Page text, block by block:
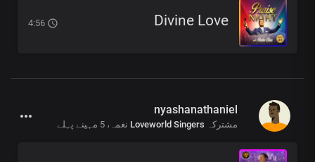
Divine Love
nyashanathaniel
مشترکہ Loveworld Singers نغمہ، 5 مہینے پہلے